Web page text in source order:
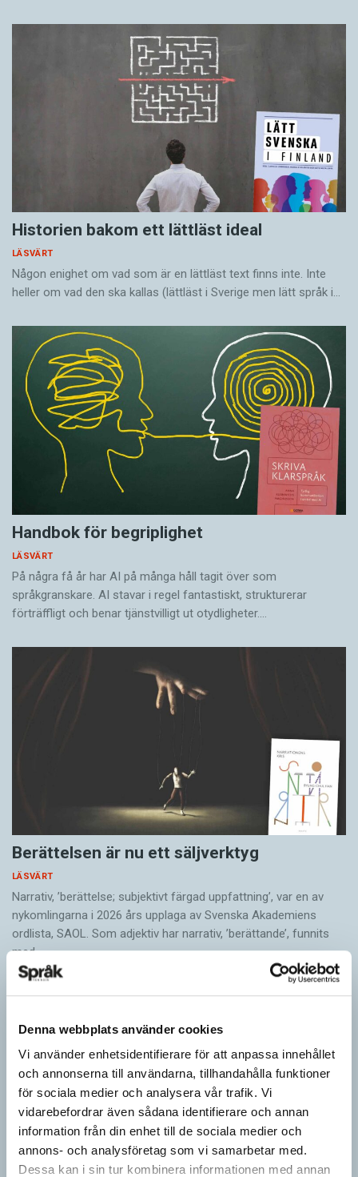
Denna webbplats använder cookies
Vi använder enhetsidentifierare för att anpassa innehållet
och annonserna till användarna, tillhandahålla funktioner
för sociala medier och analysera vår trafik. Vi
vidarebefordrar även sådana identifierare och annan
information från din enhet till de sociala medier och
annons- och analysföretag som vi samarbetar med.
Dessa kan i sin tur kombinera informationen med annan
Historien bakom ett lättläst ideal
LÄSVÄRT
Någon enighet om vad som är en lättläst text finns inte. Inte
heller om vad den ska kallas (lättläst i Sverige men lätt språk i…
Handbok för begriplighet
LÄSVÄRT
På några få år har AI på många håll tagit över som
språkgranskare. AI stavar i regel fantastiskt, strukturerar
förträffligt och benar tjänstvilligt ut otydligheter.…
Berättelsen är nu ett säljverktyg
LÄSVÄRT
Narrativ, ’berättelse; subjektivt färgad uppfattning’, var en av
nykomlingarna i 2026 års upplaga av Svenska Akademiens
ordlista, SAOL. Som adjektiv har narrativ, ’berättande’, funnits
med…